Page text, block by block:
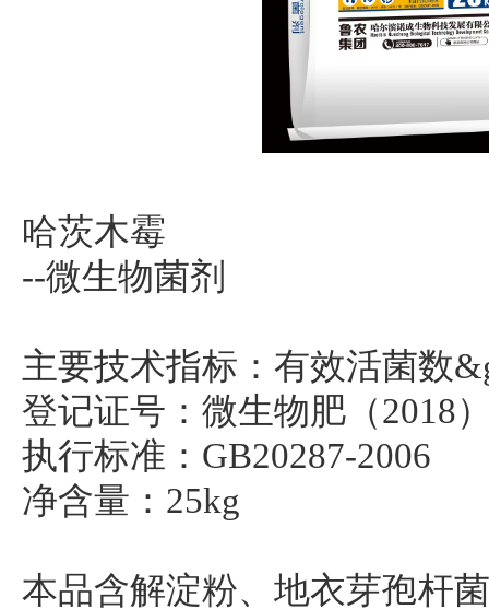
哈茨木霉
--微生物菌剂
主要技术指标：有效活菌数
登记证号：微生物肥（2018
执行标准：GB20287-2006
净含量：25kg
本品含解淀粉、地衣芽孢杆